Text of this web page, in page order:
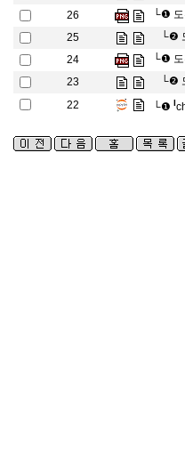
26
└❶
25
└❷
24
└❶
23
└❷
22
└❶ l